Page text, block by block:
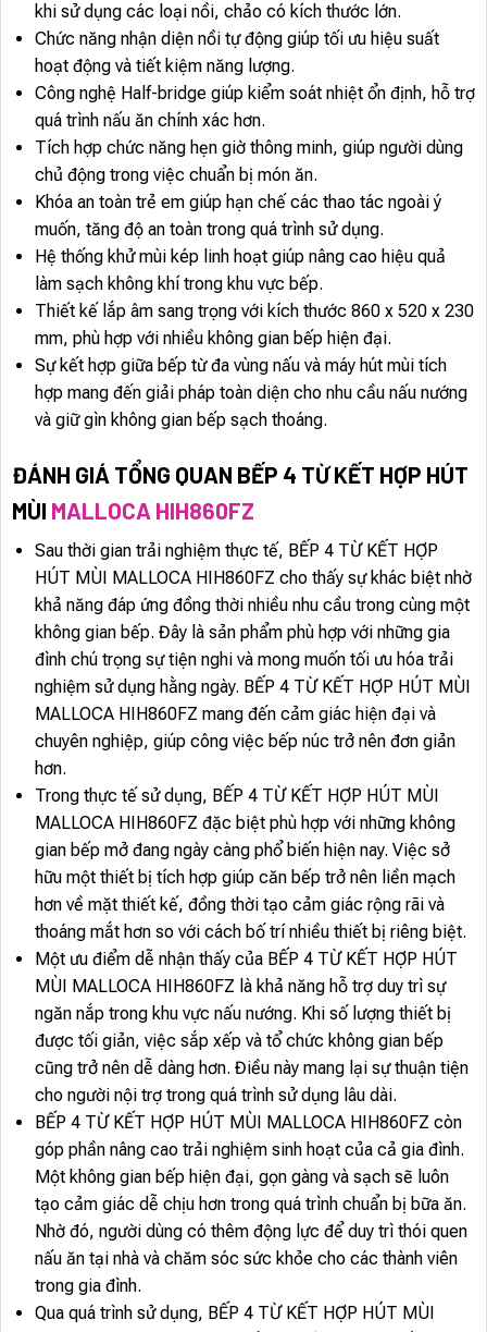
khi sử dụng các loại nồi, chảo có kích thước lớn.
Chức năng nhận diện nồi tự động giúp tối ưu hiệu suất
hoạt động và tiết kiệm năng lượng.
Công nghệ Half-bridge giúp kiểm soát nhiệt ổn định, hỗ trợ
quá trình nấu ăn chính xác hơn.
Tích hợp chức năng hẹn giờ thông minh, giúp người dùng
chủ động trong việc chuẩn bị món ăn.
Khóa an toàn trẻ em giúp hạn chế các thao tác ngoài ý
muốn, tăng độ an toàn trong quá trình sử dụng.
Hệ thống khử mùi kép linh hoạt giúp nâng cao hiệu quả
làm sạch không khí trong khu vực bếp.
Thiết kế lắp âm sang trọng với kích thước 860 x 520 x 230
mm, phù hợp với nhiều không gian bếp hiện đại.
Sự kết hợp giữa bếp từ đa vùng nấu và máy hút mùi tích
hợp mang đến giải pháp toàn diện cho nhu cầu nấu nướng
và giữ gìn không gian bếp sạch thoáng.
ĐÁNH GIÁ TỔNG QUAN BẾP 4 TỪ KẾT HỢP HÚT
MÙI MALLOCA HIH860FZ
Sau thời gian trải nghiệm thực tế, BẾP 4 TỪ KẾT HỢP
HÚT MÙI MALLOCA HIH860FZ cho thấy sự khác biệt nhờ
khả năng đáp ứng đồng thời nhiều nhu cầu trong cùng một
không gian bếp. Đây là sản phẩm phù hợp với những gia
đình chú trọng sự tiện nghi và mong muốn tối ưu hóa trải
nghiệm sử dụng hằng ngày. BẾP 4 TỪ KẾT HỢP HÚT MÙI
MALLOCA HIH860FZ mang đến cảm giác hiện đại và
chuyên nghiệp, giúp công việc bếp núc trở nên đơn giản
hơn.
Trong thực tế sử dụng, BẾP 4 TỪ KẾT HỢP HÚT MÙI
MALLOCA HIH860FZ đặc biệt phù hợp với những không
gian bếp mở đang ngày càng phổ biến hiện nay. Việc sở
hữu một thiết bị tích hợp giúp căn bếp trở nên liền mạch
hơn về mặt thiết kế, đồng thời tạo cảm giác rộng rãi và
thoáng mắt hơn so với cách bố trí nhiều thiết bị riêng biệt.
Một ưu điểm dễ nhận thấy của BẾP 4 TỪ KẾT HỢP HÚT
MÙI MALLOCA HIH860FZ là khả năng hỗ trợ duy trì sự
ngăn nắp trong khu vực nấu nướng. Khi số lượng thiết bị
được tối giản, việc sắp xếp và tổ chức không gian bếp
cũng trở nên dễ dàng hơn. Điều này mang lại sự thuận tiện
cho người nội trợ trong quá trình sử dụng lâu dài.
BẾP 4 TỪ KẾT HỢP HÚT MÙI MALLOCA HIH860FZ còn
góp phần nâng cao trải nghiệm sinh hoạt của cả gia đình.
Một không gian bếp hiện đại, gọn gàng và sạch sẽ luôn
tạo cảm giác dễ chịu hơn trong quá trình chuẩn bị bữa ăn.
Nhờ đó, người dùng có thêm động lực để duy trì thói quen
nấu ăn tại nhà và chăm sóc sức khỏe cho các thành viên
trong gia đình.
Qua quá trình sử dụng, BẾP 4 TỪ KẾT HỢP HÚT MÙI